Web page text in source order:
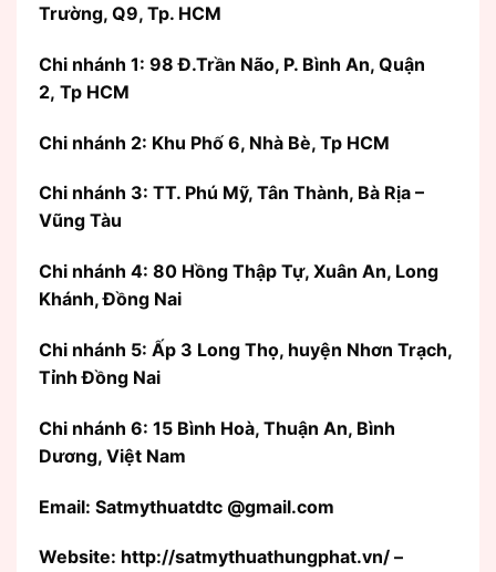
Trường, Q9, Tp. HCM
Chi nhánh 1: 98 Đ.Trần Não, P. Bình An, Quận
2, Tp HCM
Chi nhánh 2: Khu Phố 6, Nhà Bè, Tp HCM
Chi nhánh 3: TT. Phú Mỹ, Tân Thành, Bà Rịa –
Vũng Tàu
Chi nhánh 4: 80 Hồng Thập Tự, Xuân An, Long
Khánh, Đồng Nai
Chi nhánh 5: Ấp 3 Long Thọ, huyện Nhơn Trạch,
Tỉnh Đồng Nai
Chi nhánh 6: 15 Bình Hoà, Thuận An, Bình
Dương, Việt Nam
Email: Satmythuatdtc @gmail.com
Website: http://satmythuathungphat.vn/ –